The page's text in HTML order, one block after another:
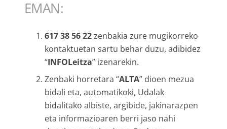
EMAN:
617 38 56 22zenbakia zure mugikorreko
kontaktuetan sartu behar duzu, adibidez
“INFOLeitza” izenarekin.
Zenbaki horretara “ALTA” dioen mezua
bidali eta, automatikoki, Udalak
bidalitako albiste, argibide, jakinarazpen
eta informazioaren berri jaso nahi